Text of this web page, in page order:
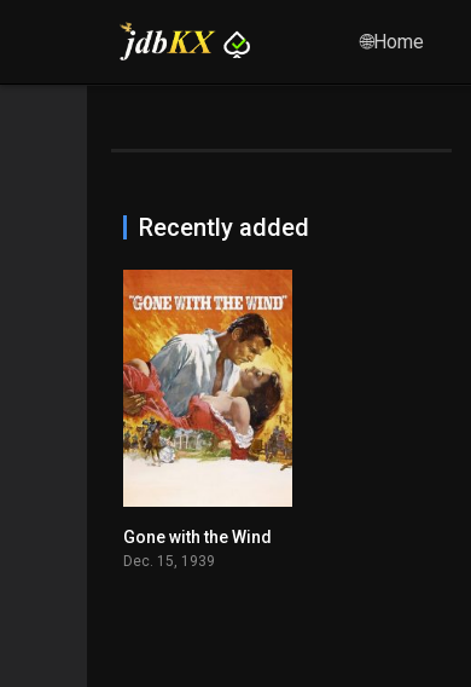
🌐Home
Recently added
8.2
Gone with the Wind
Dec. 15, 1939